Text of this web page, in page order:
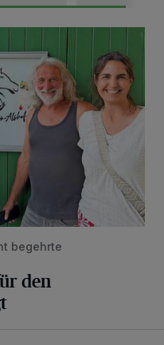
gewürdigt
begehrte
den